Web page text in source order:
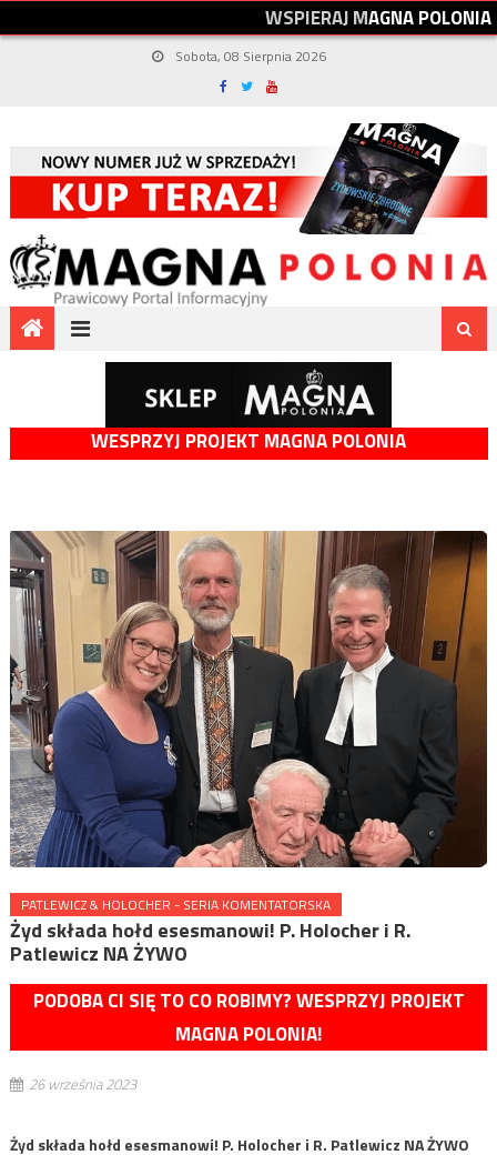
WSPIERAJMAGNAPOLONIA
Sobota, 08 Sierpnia 2026
WESPRZYJ PROJEKT MAGNA POLONIA
PATLEWICZ & HOLOCHER - SERIA KOMENTATORSKA
Żyd składa hołd esesmanowi! P. Holocher i R.
Patlewicz NA ŻYWO
PODOBA CI SIĘ TO CO ROBIMY? WESPRZYJ PROJEKT
MAGNA POLONIA!
26 września 2023
Żyd składa hołd esesmanowi! P. Holocher i R. Patlewicz NA ŻYWO